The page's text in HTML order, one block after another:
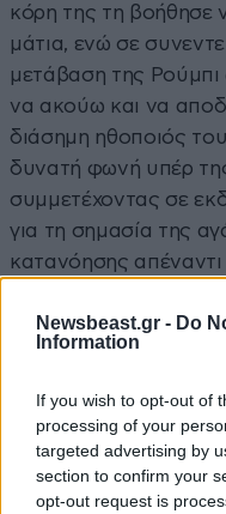
Newsbeast.gr - Do
Information
If you wish to opt-out of
processing of your
targeted advertising by
section to confirm your
opt-out request is
κόρη της τη βοήθησε
μάτια, ενώ σε
μετάβαση της
να ακούω και να
διάσημη ηθοποιός του
δυνατή φωνή υπέρ
συμμετέχοντας σε
για τη σημασία της
κατανόησης